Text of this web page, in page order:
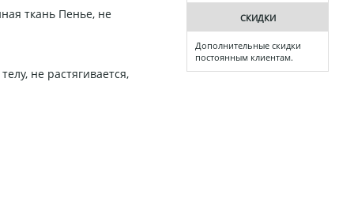
ткань Пенье, не
не растягивается,
СКИДКИ
Дополнительные скидки
постоянным клиентам.